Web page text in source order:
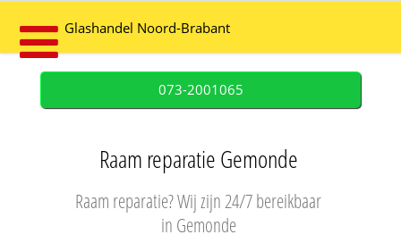
Glashandel Noord-Brabant
073-2001065
Raam reparatie Gemonde
Raam reparatie? Wij zijn 24/7 bereikbaar
in Gemonde